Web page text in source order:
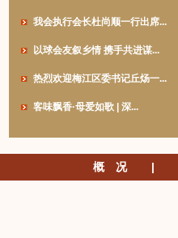
我会执行会长杜尚顺一行出席...
以球会友叙乡情 携手共进谋...
热烈欢迎梅江区委书记丘炀一...
客味飘香·母爱如歌 | 深...
概 况 |